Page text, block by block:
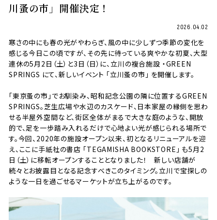
川蚤の市」開催決定！
2026.04.02
寒さの中にも春の光がやわらぎ、風の中に少しずつ季節の変化を
感じる今日この頃ですが、その先に待っている爽やかな初夏、大型
連休の5月2日（土）と3日（日）に、立川の複合施設 ・GREEN
SPRINGS にて、新しいイベント 「立川蚤の市」 を開催します。
「東京蚤の市 」でお馴染み、昭和記念公園の隣に位置するGREEN
SPRINGS。芝生広場や水辺のカスケード、日本家屋の縁側を思わ
せる半屋外空間など、街区全体がまるで大きな庭のような、開放
的で、足を一歩踏み入れるだけで心地よい光が感じられる場所で
す。今回、2020年の施設オープン以来、初となるリニューアルを迎
え、ここに手紙社の書店 「TEGAMISHA BOOKSTORE 」 も5月2
日（土）に移転オープンすることとなりました！ 新しい店舗が
続々とお披露目となる記念すべきこのタイミング。立川で宝探しの
ような一日を過ごせるマーケットが立ち上がるのです。